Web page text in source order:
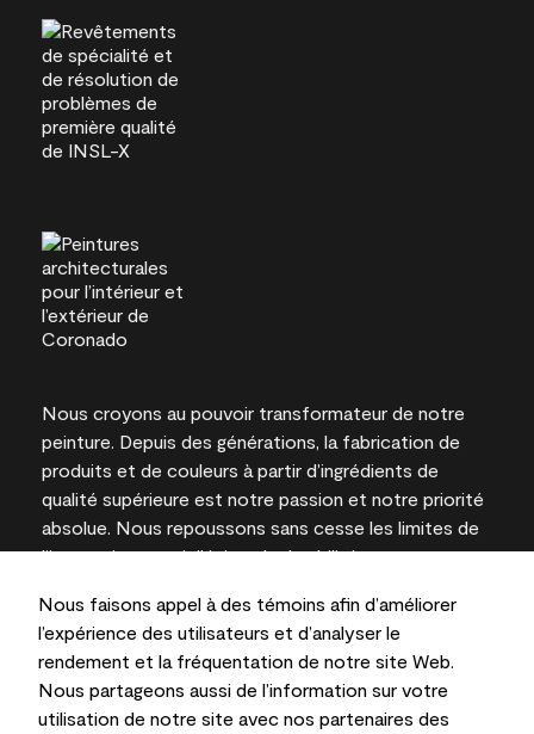
Nous faisons appel à des témoins afin d’améliorer
l’expérience des utilisateurs et d’analyser le
rendement et la fréquentation de notre site Web.
Nous partageons aussi de l’information sur votre
utilisation de notre site avec nos partenaires des
Nous croyons au pouvoir transformateur de notre
peinture. Depuis des générations, la fabrication de
produits et de couleurs à partir d’ingrédients de
qualité supérieure est notre passion et notre priorité
absolue. Nous repoussons sans cesse les limites de
l’innovation et privilégions la durabilité pour
l’expertise locale.
Les couleurs représentées à l’écran et sur les